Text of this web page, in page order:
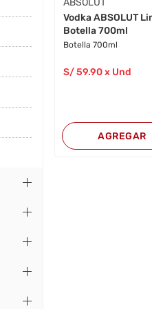
Vodka ABSOLUT
Botella 700ml
Botella 700ml
S/59.90x Und
AGREGAR